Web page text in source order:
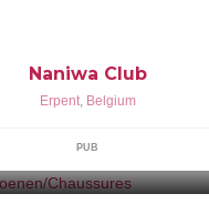
Naniwa Club
Erpent, Belgium
PUB